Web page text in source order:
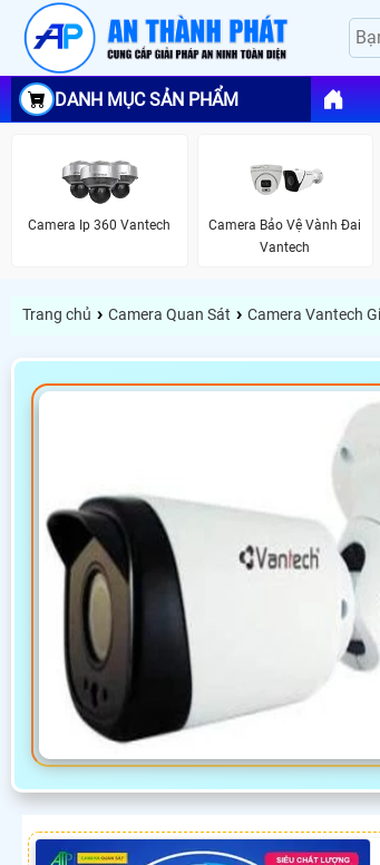
DANH MỤC SẢN PHẨM
Camera Ip 360 Vantech
Camera Bảo Vệ Vành Đai
Vantech
Trang chủ › Camera Quan Sát › Camera Vantech